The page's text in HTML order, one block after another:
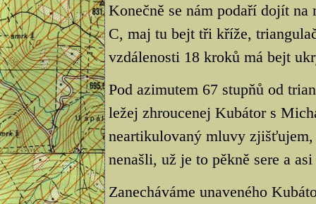
Konečně se nám podaří dojít na
C, maj tu bejt tři kříže,
vzdálenosti 18 kroků má bejt
Pod azimutem 67 stupňů od
ležej zhroucenej Kubátor s
neartikulovaný mluvy
nenašli, už je to pěkně sere a
Zanecháváme unaveného